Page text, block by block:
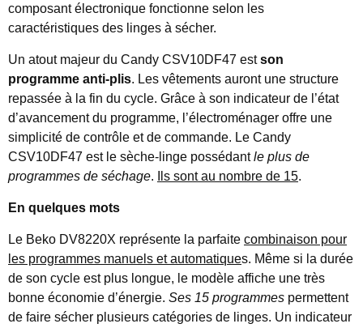
composant électronique fonctionne selon les
caractéristiques des linges à sécher.
Un atout majeur du Candy CSV10DF47 estson
programme anti-plis. Les vêtements auront une structure
repassée à la fin du cycle. Grâce à son indicateur de l’état
d’avancement du programme, l’électroménager offre une
simplicité de contrôle et de commande. Le Candy
CSV10DF47 est le sèche-linge possédantle plus de
programmes de séchage. Ils sont au nombre de 15.
En quelques mots
Le Beko DV8220X représente la parfaite combinaison pour
les programmes manuels et automatiques. Même si la durée
de son cycle est plus longue, le modèle affiche une très
bonne économie d’énergie. Ses 15 programmes permettent
de faire sécher plusieurs catégories de linges. Un indicateur